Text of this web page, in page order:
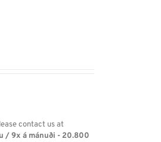
contact us at
/ 9x á mánuði - 20.800